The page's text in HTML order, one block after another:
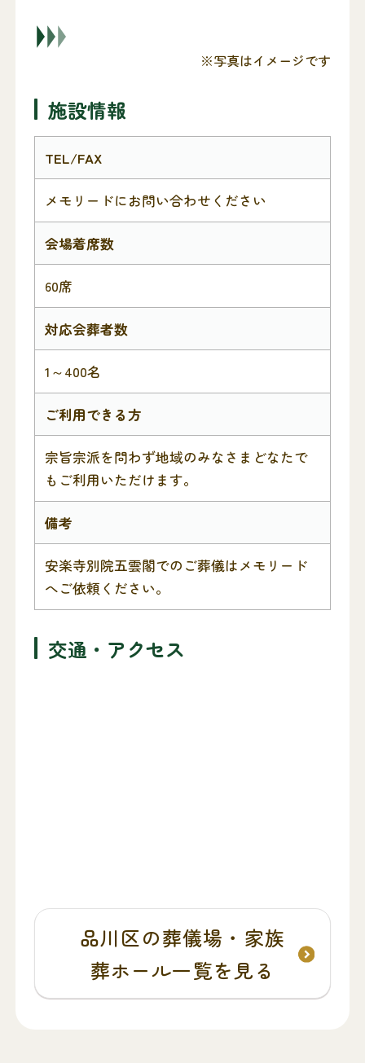
※写真はイメージです
施設情報
TEL/FAX
メモリードにお問い合わせください
会場着席数
60席
対応会葬者数
1～400名
ご利用できる方
宗旨宗派を問わず地域のみなさまどなたで
もご利用いただけます。
備考
安楽寺別院五雲閣でのご葬儀はメモリード
へご依頼ください。
交通・アクセス
品川区の葬儀場・家族
葬ホール一覧を見る